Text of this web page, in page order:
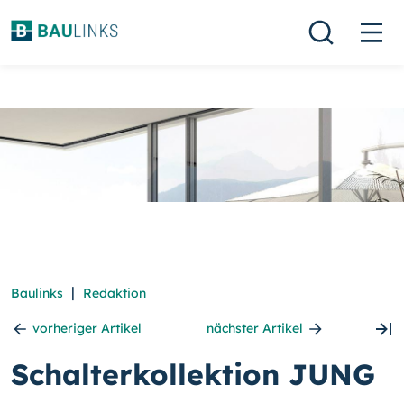
Baulinks | Redaktion
vorheriger Artikel nächster Artikel
Schalterkollektion JUNG